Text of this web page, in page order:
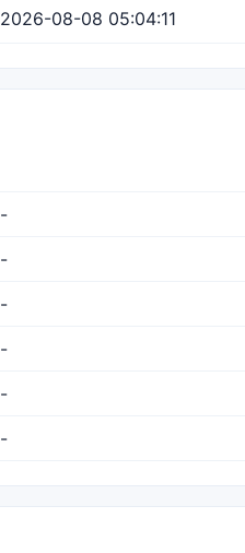
2026-08-08 05:04:11
-
-
-
-
-
-